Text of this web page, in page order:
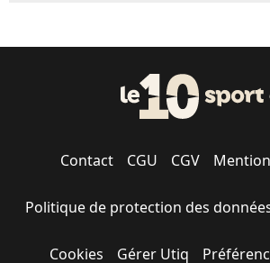
Contact CGU CGV
Politique de protection des
Cookies Gérer Utiq